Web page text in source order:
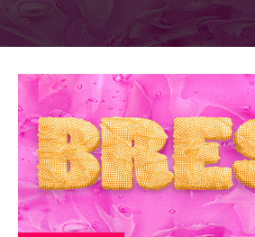
Agenda
Publicitá
Familia de